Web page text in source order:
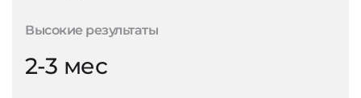
Высокие результаты
2-3 мес